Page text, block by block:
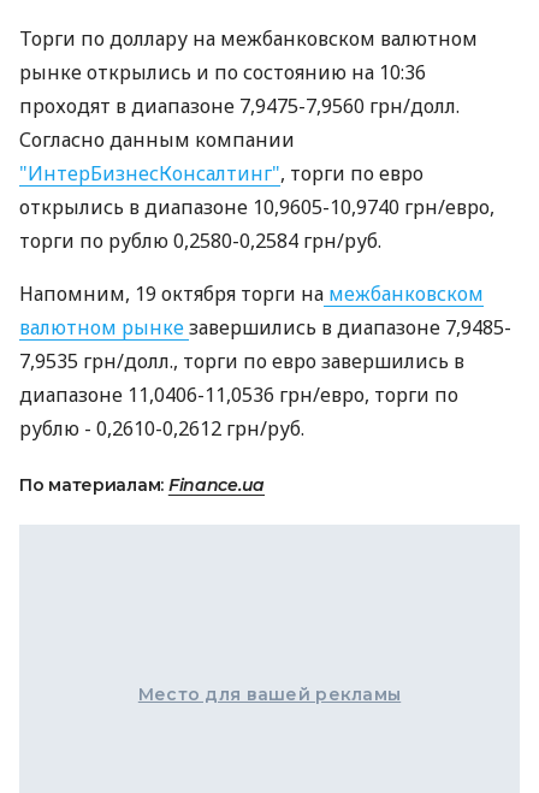
Торги по доллару на межбанковском валютном
рынке открылись и по состоянию на 10:36
проходят в диапазоне 7,9475-7,9560 грн/долл.
Согласно данным компании
"ИнтерБизнесКонсалтинг", торги по евро
открылись в диапазоне 10,9605-10,9740 грн/евро,
торги по рублю 0,2580-0,2584 грн/руб.
Напомним, 19 октября торги на межбанковском
валютном рынкезавершились в диапазоне 7,9485-
7,9535 грн/долл., торги по евро завершились в
диапазоне 11,0406-11,0536 грн/евро, торги по
рублю - 0,2610-0,2612 грн/руб.
По материалам: Finance.ua
Место для вашей рекламы